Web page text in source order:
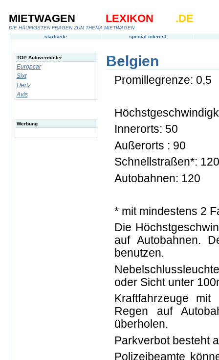
MIETWAGEN LEXIKON .DE
DIE HÄUFIGSTEN FRAGEN ZUM THEMA MIETWAGEN
startseite
special interest
TOP Autovermieter
Europcar
Sixt
Hertz
Avis
Werbung
Belgien
Promillegrenze: 0,5
Innerorts: 50
Außerorts : 90
Schnellstraßen*: 120
Autobahnen: 120
* mit mindestens 2
Die
auf Autobahnen.
benutzen.
oder Sicht unter
Kraftfahrzeuge
Regen auf
überholen.
Parkverbot besteht
Polizeibeamte